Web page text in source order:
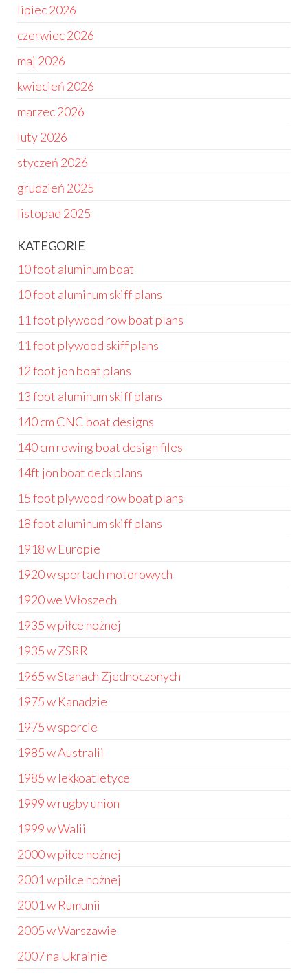
lipiec 2026
czerwiec 2026
maj 2026
kwiecień 2026
marzec 2026
luty 2026
styczeń 2026
grudzień 2025
listopad 2025
KATEGORIE
10 foot aluminum boat
10 foot aluminum skiff plans
11 foot plywood row boat plans
11 foot plywood skiff plans
12 foot jon boat plans
13 foot aluminum skiff plans
140 cm CNC boat designs
140 cm rowing boat design files
14ft jon boat deck plans
15 foot plywood row boat plans
18 foot aluminum skiff plans
1918 w Europie
1920 w sportach motorowych
1920 we Włoszech
1935 w piłce nożnej
1935 w ZSRR
1965 w Stanach Zjednoczonych
1975 w Kanadzie
1975 w sporcie
1985 w Australii
1985 w lekkoatletyce
1999 w rugby union
1999 w Walii
2000 w piłce nożnej
2001 w piłce nożnej
2001 w Rumunii
2005 w Warszawie
2007 na Ukrainie